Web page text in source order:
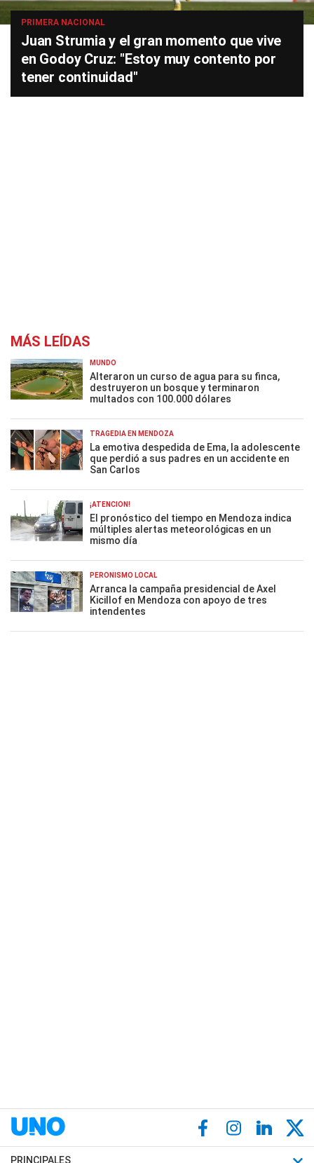
PRIMERA NACIONAL
Juan Strumia y el gran momento que vive
en Godoy Cruz: "Estoy muy contento por
tener continuidad"
MÁS LEÍDAS
MUNDO
Alteraron un curso de agua para su finca,
destruyeron un bosque y terminaron
multados con 100.000 dólares
TRAGEDIA EN MENDOZA
La emotiva despedida de Ema, la adolescente
que perdió a sus padres en un accidente en
San Carlos
¡ATENCIÓN!
El pronóstico del tiempo en Mendoza indica
múltiples alertas meteorológicas en un
mismo día
PERONISMO LOCAL
Arranca la campaña presidencial de Axel
Kicillof en Mendoza con apoyo de tres
intendentes
PRINCIPALES